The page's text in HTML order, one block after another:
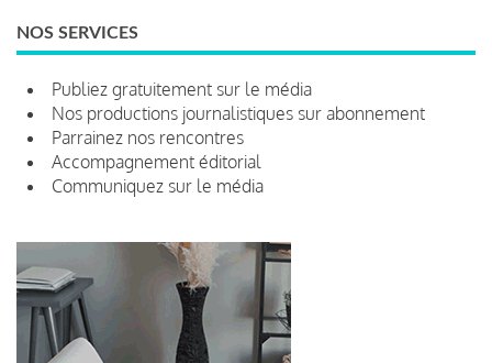
NOS SERVICES
Publiez gratuitement sur le média
Nos productions journalistiques sur abonnement
Parrainez nos rencontres
Accompagnement éditorial
Communiquez sur le média